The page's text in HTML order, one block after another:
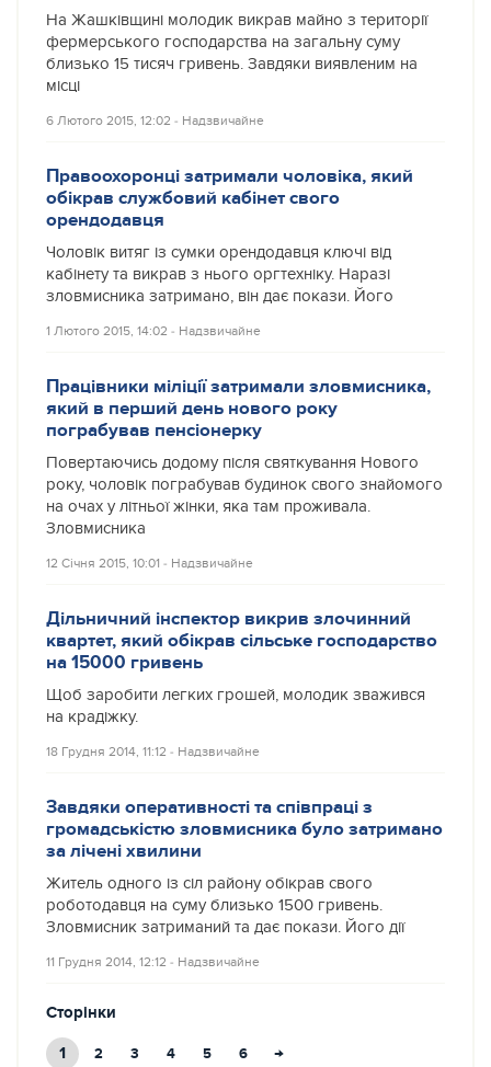
На Жашківщині молодик викрав майно з території
фермерського господарства на загальну суму
близько 15 тисяч гривень. Завдяки виявленим на
місці
6 Лютого 2015, 12:02 ‐ Надзвичайне
Правоохоронці затримали чоловіка, який
обікрав службовий кабінет свого
орендодавця
Чоловік витяг із сумки орендодавця ключі від
кабінету та викрав з нього оргтехніку. Наразі
зловмисника затримано, він дає покази. Його
1 Лютого 2015, 14:02 ‐ Надзвичайне
Працівники міліції затримали зловмисника,
який в перший день нового року
пограбував пенсіонерку
Повертаючись додому після святкування Нового
року, чоловік пограбував будинок свого знайомого
на очах у літньої жінки, яка там проживала.
Зловмисника
12 Січня 2015, 10:01 ‐ Надзвичайне
Дільничний інспектор викрив злочинний
квартет, який обікрав сільське господарство
на 15000 гривень
Щоб заробити легких грошей, молодик зважився
на крадіжку.
18 Грудня 2014, 11:12 ‐ Надзвичайне
Завдяки оперативності та співпраці з
громадськістю зловмисника було затримано
за лічені хвилини
Житель одного із сіл району обікрав свого
роботодавця на суму близько 1500 гривень.
Зловмисник затриманий та дає покази. Його дії
11 Грудня 2014, 12:12 ‐ Надзвичайне
Сторінки
1 2 3 4 5 6 →